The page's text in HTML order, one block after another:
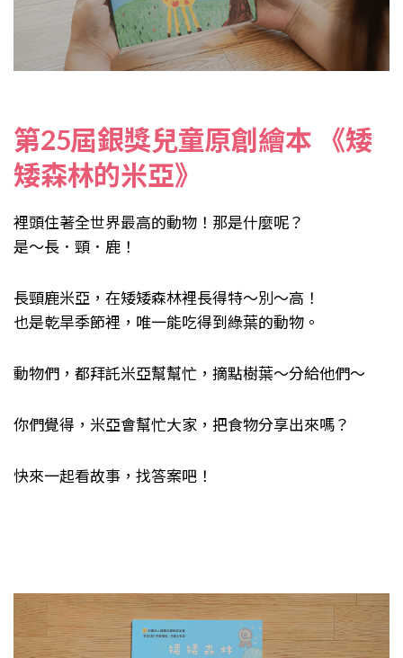
第25屆銀獎兒童原創繪本 《矮
矮森林的米亞》
裡頭住著全世界最高的動物！那是什麼呢？
是～長．頸．鹿！
長頸鹿米亞，在矮矮森林裡長得特～別～高！
也是乾旱季節裡，唯一能吃得到綠葉的動物。
動物們，都拜託米亞幫幫忙，摘點樹葉～分給他們～
你們覺得，米亞會幫忙大家，把食物分享出來嗎？
快來一起看故事，找答案吧！